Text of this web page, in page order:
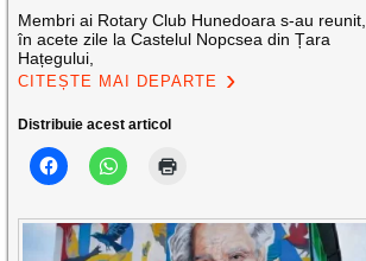
Membri ai Rotary Club Hunedoara s-au reunit,
în acete zile la Castelul Nopcsea din Țara
Hațegului,
CITEȘTE MAI DEPARTE
Distribuie acest articol